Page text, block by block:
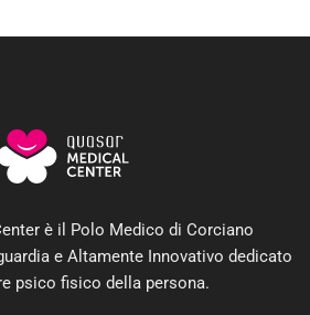
è il Polo Medico di Corciano
e Altamente Innovativo dedicato
psico fisico della persona.